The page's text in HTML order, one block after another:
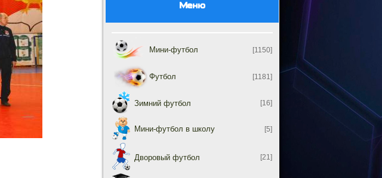
Меню
Мини-футбол [1150]
Футбол [1181]
Зимний футбол [16]
Мини-футбол в школу [5]
Дворовый футбол [21]